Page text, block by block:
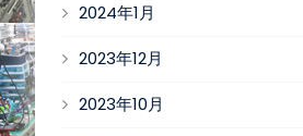
2024年1月
2023年12月
2023年10月